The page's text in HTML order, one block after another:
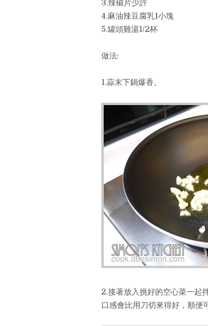
3.辣椒片少許
4.麻油辣豆腐乳1小塊
5.罐頭雞湯1/2杯
做法:
1.蒜末下鍋爆香。
2.接著放入挑好的空心菜一起
口感會比用刀切來得好，順便